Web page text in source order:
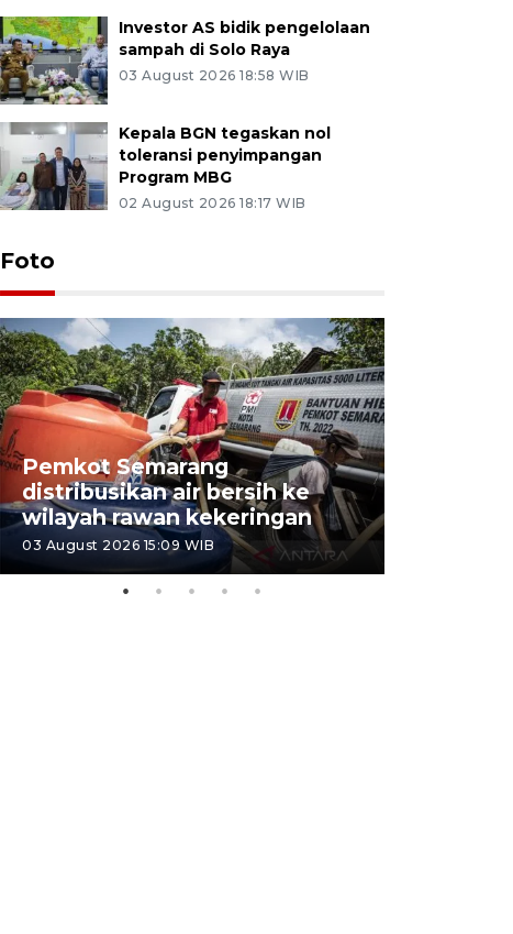
Investor AS bidik pengelolaan
sampah di Solo Raya
03 August 2026 18:58 WIB
Kepala BGN tegaskan nol
toleransi penyimpangan
Program MBG
02 August 2026 18:17 WIB
Foto
Pemkot Semarang
distribusikan air bersih ke
wilayah rawan kekeringan
03 August 2026 15:09 WIB